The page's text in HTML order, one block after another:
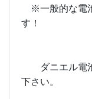
※一般的な電
す！
ダニエル電池
下さい。